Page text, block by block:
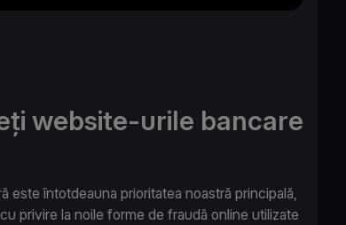
website-urile bancare
este întotdeauna prioritatea noastră principală,
privire la noile forme de fraudă online utilizate